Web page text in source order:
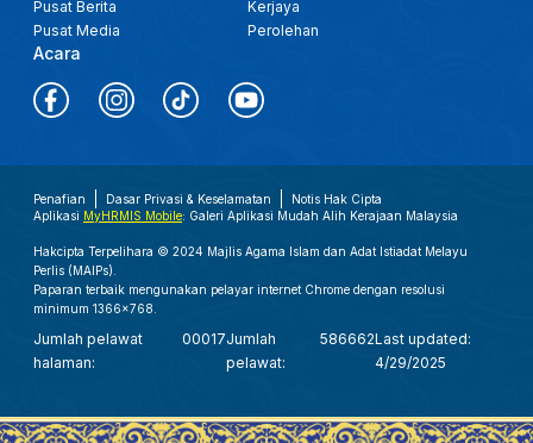
Pusat Berita
Pusat Media
Acara
Kerjaya
Perolehan
Penafian Dasar Privasi & Keselamatan
Notis Hak Cipta
Aplikasi MyHRMIS Mobile: Galeri Aplikasi Mudah Alih Kerajaan Malaysia
Hakcipta Terpelihara © 2024 Majlis Agama Islam dan Adat Istiadat Melayu
Perlis (MAIPs).
Paparan terbaik mengunakan pelayar internet Chrome dengan resolusi
minimum 1366x768.
Jumlah pelawat
halaman:
00017Jumlah
pelawat:
586662Last updated:
4/29/2025